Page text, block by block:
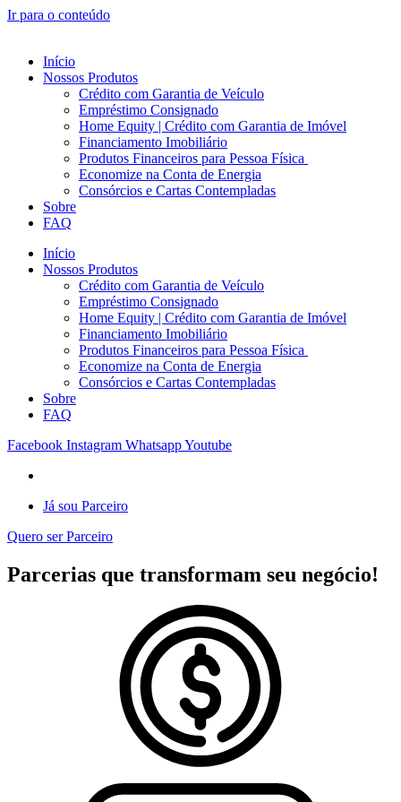
Ir para o conteúdo
Início
Nossos Produtos
Crédito com Garantia de Veículo
Empréstimo Consignado
Home Equity | Crédito com Garantia de Imóvel
Financiamento Imobiliário
Produtos Financeiros para Pessoa Física
Economize na Conta de Energia
Consórcios e Cartas Contempladas
Sobre
FAQ
Início
Nossos Produtos
Crédito com Garantia de Veículo
Empréstimo Consignado
Home Equity | Crédito com Garantia de Imóvel
Financiamento Imobiliário
Produtos Financeiros para Pessoa Física
Economize na Conta de Energia
Consórcios e Cartas Contempladas
Sobre
FAQ
Facebook Instagram WhatsappYoutube
Já sou Parceiro
Quero ser Parceiro
Parcerias que transformam seu negócio!